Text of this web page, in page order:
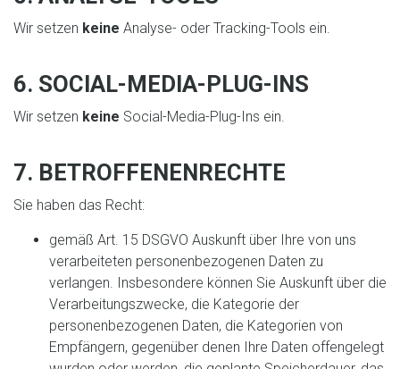
Wir setzen keine Analyse- oder Tracking-Tools ein.
6. SOCIAL-MEDIA-PLUG-INS
Wir setzen keine Social-Media-Plug-Ins ein.
7. BETROFFENENRECHTE
Sie haben das Recht:
gemäß Art. 15 DSGVO Auskunft über Ihre von uns
verarbeiteten personenbezogenen Daten zu
verlangen. Insbesondere können Sie Auskunft über die
Verarbeitungszwecke, die Kategorie der
personenbezogenen Daten, die Kategorien von
Empfängern, gegenüber denen Ihre Daten offengelegt